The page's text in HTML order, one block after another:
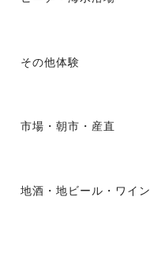
その他体験
市場・朝市・産直
地酒・地ビール・ワイン